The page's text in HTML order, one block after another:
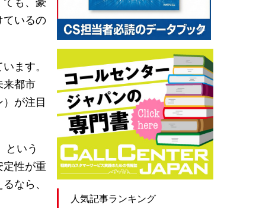
いるの
ます。
来都市
が注目
という
性が重
なら、
人気記事ランキング